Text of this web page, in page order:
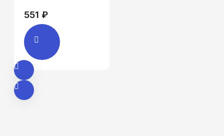
551 ₽